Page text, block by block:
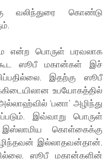
வலிந்துரை கொண்டு
என்ற பொருள் பரவலாக
கூட ஸூபீ மகான்கள் இச்
இதற்கு ஸூபீ
உபயோகத்தில்
இவ்வாறு பொருள்
கொள்கைக்கு
இல்லாதவன்தான்.
ஸூபீ மகான்களின்